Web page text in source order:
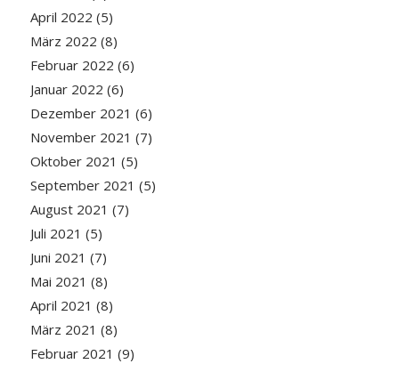
April 2022 (5)
März 2022 (8)
Februar 2022 (6)
Januar 2022 (6)
Dezember 2021 (6)
November 2021 (7)
Oktober 2021 (5)
September 2021 (5)
August 2021 (7)
Juli 2021 (5)
Juni 2021 (7)
Mai 2021 (8)
April 2021 (8)
März 2021 (8)
Februar 2021 (9)